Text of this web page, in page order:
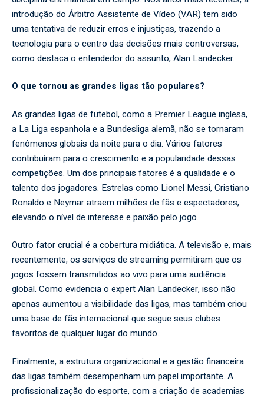
introdução do Árbitro Assistente de Vídeo (VAR) tem sido
uma tentativa de reduzir erros e injustiças, trazendo a
tecnologia para o centro das decisões mais controversas,
como destaca o entendedor do assunto, Alan Landecker.
O que tornou as grandes ligas tão populares?
As grandes ligas de futebol, como a Premier League inglesa,
a La Liga espanhola e a Bundesliga alemã, não se tornaram
fenômenos globais da noite para o dia. Vários fatores
contribuíram para o crescimento e a popularidade dessas
competições. Um dos principais fatores é a qualidade e o
talento dos jogadores. Estrelas como Lionel Messi, Cristiano
Ronaldo e Neymar atraem milhões de fãs e espectadores,
elevando o nível de interesse e paixão pelo jogo.
Outro fator crucial é a cobertura midiática. A televisão e, mais
recentemente, os serviços de streaming permitiram que os
jogos fossem transmitidos ao vivo para uma audiência
global. Como evidencia o expert Alan Landecker, isso não
apenas aumentou a visibilidade das ligas, mas também criou
uma base de fãs internacional que segue seus clubes
favoritos de qualquer lugar do mundo.
Finalmente, a estrutura organizacional e a gestão financeira
das ligas também desempenham um papel importante. A
profissionalização do esporte, com a criação de academias